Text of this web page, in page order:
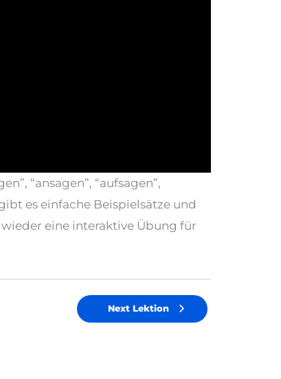
“ansagen”, “aufsagen”,
es einfache Beispielsätze und
eine interaktive Übung für
Next Lektion